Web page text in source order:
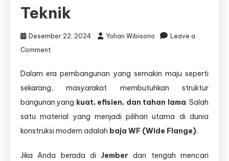
Teknik
Desember 22, 2024 Yohan Wibisono
Leave a
Comment
Konstruksi
Baja
WF
Jember
Solusi
Kokoh
Dalam era pembangunan yang semakin maju seperti
sekarang, masyarakat membutuhkan struktur
bangunan yang kuat, efisien, dan tahan lama. Salah
satu material yang menjadi pilihan utama di dunia
konstruksi modern adalah baja WF (Wide Flange).
Jika Anda berada di Jember dan tengah mencari